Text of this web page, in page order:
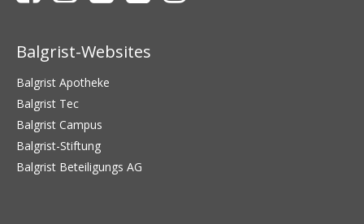
Balgrist-Websites
Balgrist Apotheke
Balgrist Tec
Balgrist Campus
Balgrist-Stiftung
Balgrist Beteiligungs AG